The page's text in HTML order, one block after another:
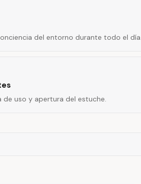
del entorno durante todo el día.
uso y apertura del estuche.